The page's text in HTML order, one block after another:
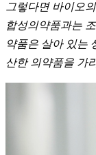
그렇다면 바이오
합성의약품과는
약품은 살아 있는
산한 의약품을 가